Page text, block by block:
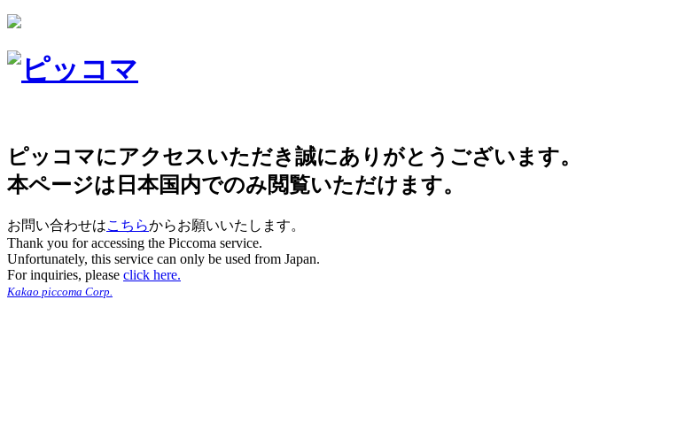
ピッコマにアクセスいただき誠にありがとうございます。
本ページは日本国内でのみ閲覧いただけます。
お問い合わせはこちらからお願いいたします。
Thank you for accessing the Piccoma service.
Unfortunately, this service can only be used from Japan.
For inquiries, please click here.
Kakao piccoma Corp.